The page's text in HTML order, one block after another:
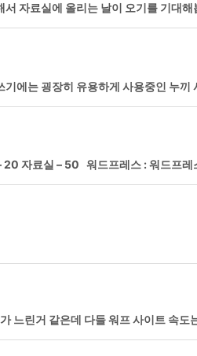
자료실에 올리는 날이 오기를 기대해
기에는 굉장히 유용하게 사용중인
자료실 – 50 워드프레스 : 워드프
린거 같은데 다들 워프 사이트 속도